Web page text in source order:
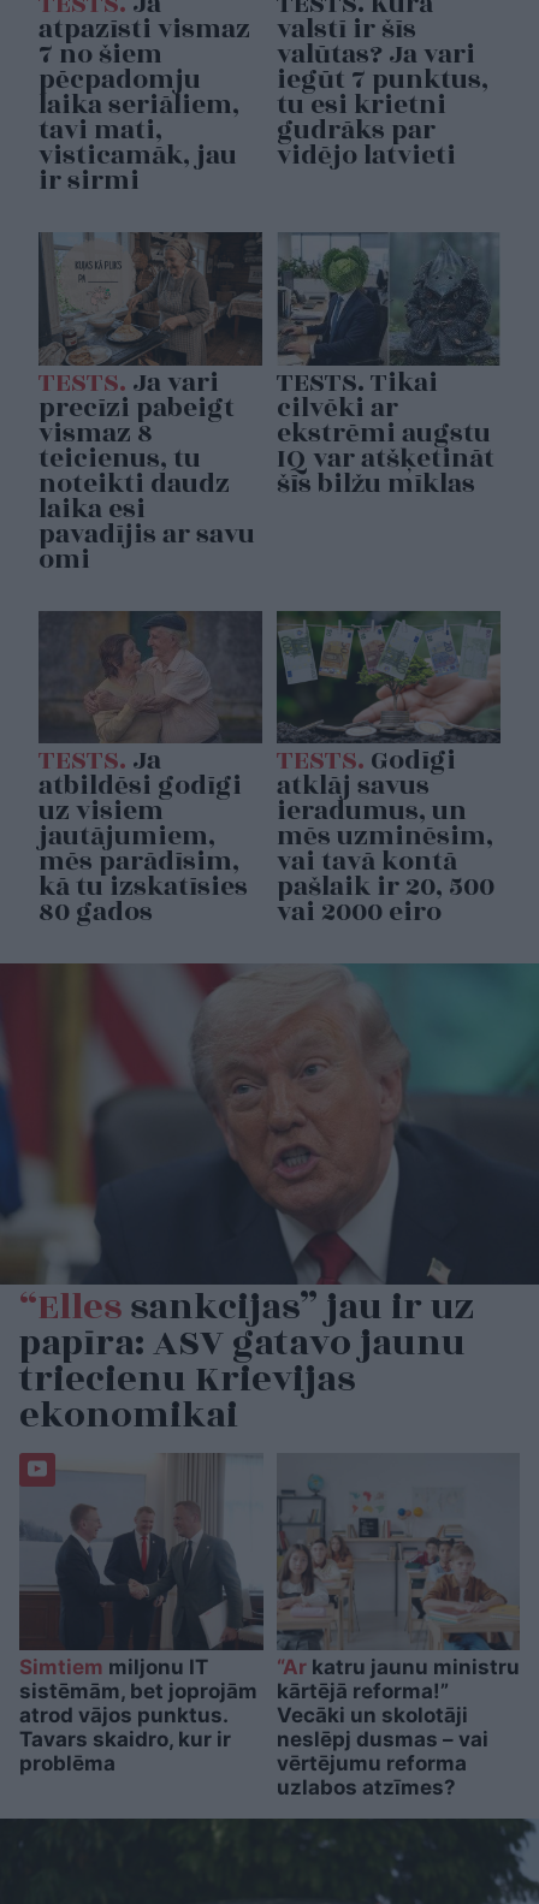
atpazīsti vismaz
7 no šiem
pēcpadomju
laika seriāliem,
tavi mati,
visticamāk, jau
ir sirmi
valstī ir šīs
valūtas? Ja vari
iegūt 7 punktus,
tu esi krietni
gudrāks par
vidējo latvieti
TESTS. Ja vari
precīzi pabeigt
vismaz 8
teicienus, tu
noteikti daudz
laika esi
pavadījis ar savu
omi
TESTS. Tikai
cilvēki ar
ekstrēmi augstu
IQ var atšķetināt
šīs bilžu mīklas
TESTS. Ja
atbildēsi godīgi
uz visiem
jautājumiem,
mēs parādīsim,
kā tu izskatīsies
80 gados
TESTS. Godīgi
atklāj savus
ieradumus, un
mēs uzminēsim,
vai tavā kontā
pašlaik ir 20, 500
vai 2000 eiro
“Ellessankcijas” jau ir uz
papīra: ASV gatavo jaunu
triecienu Krievijas
ekonomikai
Simtiem miljonu IT
sistēmām, bet joprojām
atrod vājos punktus.
Tavars skaidro, kur ir
problēma
“Arkatru jaunu ministru
kārtējā reforma!”
Vecāki un skolotāji
neslēpj dusmas – vai
vērtējumu reforma
uzlabos atzīmes?